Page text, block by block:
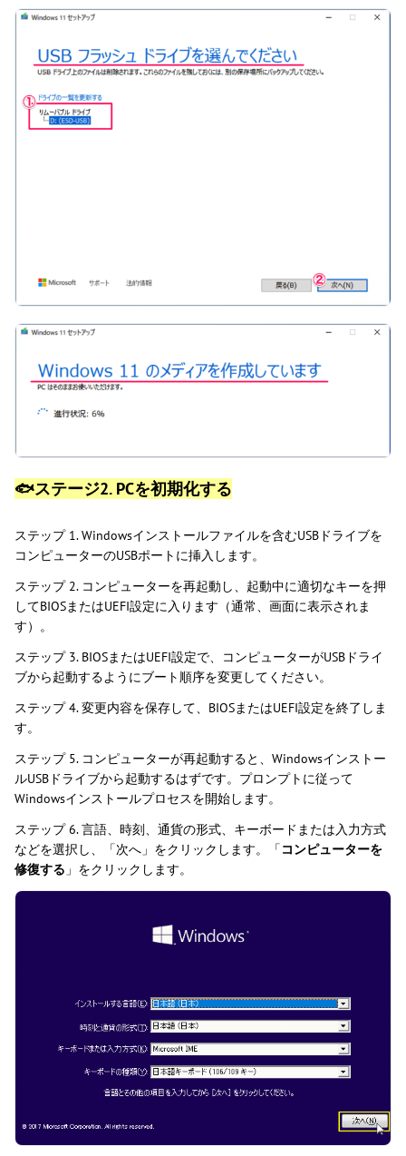
🐟ステージ2. PCを初期化する
ステップ 1. Windowsインストールファイルを含むUSBドライブを
コンピューターのUSBポートに挿入します。
ステップ 2. コンピューターを再起動し、起動中に適切なキーを押
してBIOSまたはUEFI設定に入ります（通常、画面に表示されま
す）。
ステップ 3. BIOSまたはUEFI設定で、コンピューターがUSBドライ
ブから起動するようにブート順序を変更してください。
ステップ 4. 変更内容を保存して、BIOSまたはUEFI設定を終了しま
す。
ステップ 5. コンピューターが再起動すると、Windowsインストー
ルUSBドライブから起動するはずです。プロンプトに従って
Windowsインストールプロセスを開始します。
ステップ 6. 言語、時刻、通貨の形式、キーボードまたは入力方式
などを選択し、「次へ」をクリックします。「コンピューターを
修復する 」をクリックします。